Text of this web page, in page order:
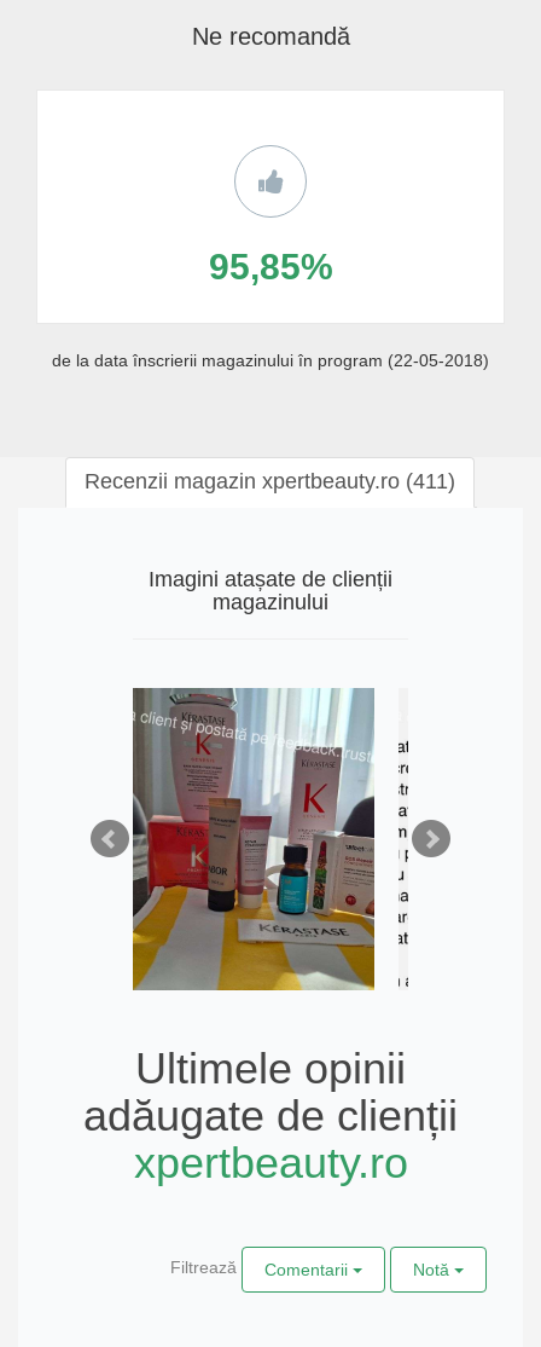
Ne recomandă
95,85%
de la data înscrierii magazinului în program (22-05-2018)
Recenzii magazin xpertbeauty.ro (411)
Imagini atașate de clienții
magazinului
Ultimele opinii
adăugate de clienții
xpertbeauty.ro
Filtrează Comentarii Notă